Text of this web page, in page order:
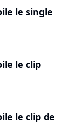
le single
le clip
le clip de